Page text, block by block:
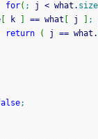
for( ; j < what. size
k == what j ;
return
( j == what.
;